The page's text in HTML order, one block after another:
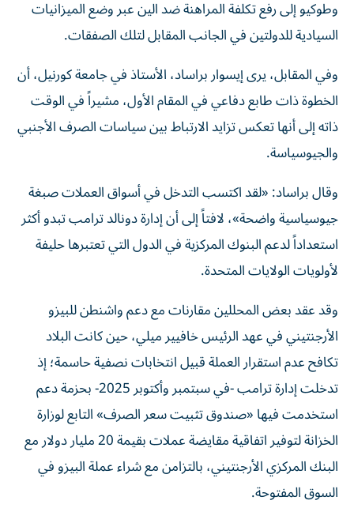
وطوكيو إلى رفع تكلفة المراهنة ضد الين عبر وضع الميزانيات
السيادية للدولتين في الجانب المقابل لتلك الصفقات.
وفي المقابل، يرى إيسوار براساد، الأستاذ في جامعة كورنيل، أن
الخطوة ذات طابع دفاعي في المقام الأول، مشيراً في الوقت
ذاته إلى أنها تعكس تزايد الارتباط بين سياسات الصرف الأجنبي
والجيوسياسة.
وقال براساد: «لقد اكتسب التدخل في أسواق العملات صبغة
جيوسياسية واضحة»، لافتاً إلى أن إدارة دونالد ترامب تبدو أكثر
استعداداً لدعم البنوك المركزية في الدول التي تعتبرها حليفة
لأولويات الولايات المتحدة.
وقد عقد بعض المحللين مقارنات مع دعم واشنطن للبيزو
الأرجنتيني في عهد الرئيس خافيير ميلي، حين كانت البلاد
تكافح عدم استقرار العملة قبيل انتخابات نصفية حاسمة؛ إذ
تدخلت إدارة ترامب -في سبتمبر وأكتوبر 2025- بحزمة دعم
استخدمت فيها «صندوق تثبيت سعر الصرف» التابع لوزارة
الخزانة لتوفير اتفاقية مقايضة عملات بقيمة 20 مليار دولار مع
البنك المركزي الأرجنتيني، بالتزامن مع شراء عملة البيزو في
السوق المفتوحة.